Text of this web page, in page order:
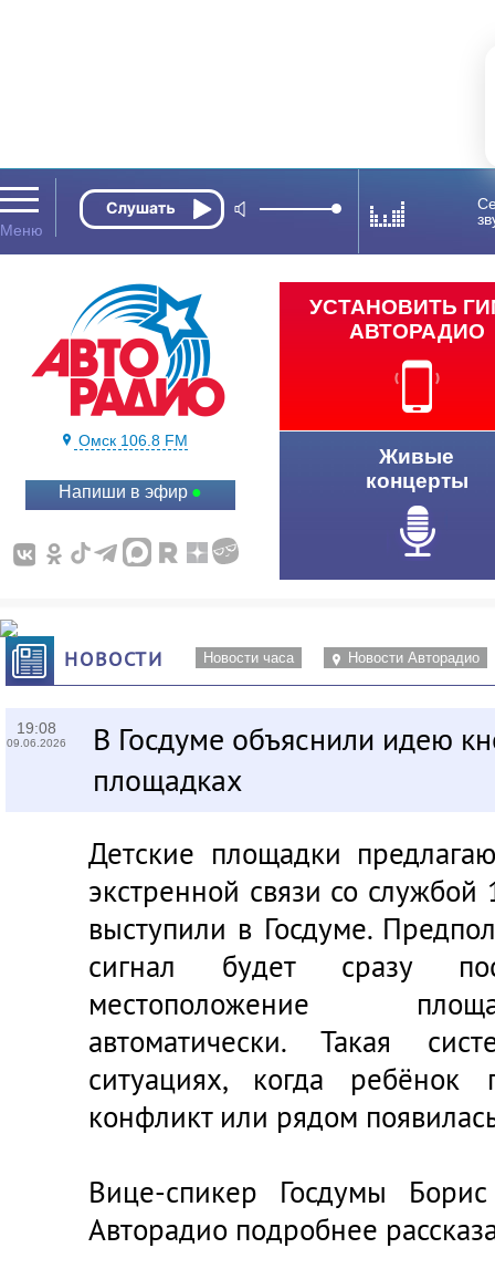
Омск 106.8 FM
Напиши в эфир
УСТАНОВИТЬ
АВТОРАДИО
Живые
концерты
НОВОСТИ Новости часа Новости Авторадио
19:08
09.06.2026
В Госдуме объяснили идею
площадках
Детские площадки
экстренной связи со
выступили в Госдуме.
сигнал будет сразу
местоположение
автоматически. Такая
ситуациях, когда ребёнок
конфликт или рядом
Вице-спикер Госдумы
Авторадио подробнее